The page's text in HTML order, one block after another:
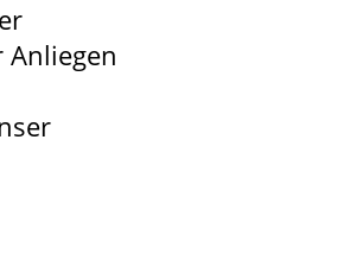
Anliegen